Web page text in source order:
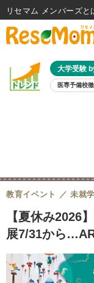
大学受験
医専予備校
【夏休み2026
展7/31から
教育イベント 未就
リセマム メンバーズ